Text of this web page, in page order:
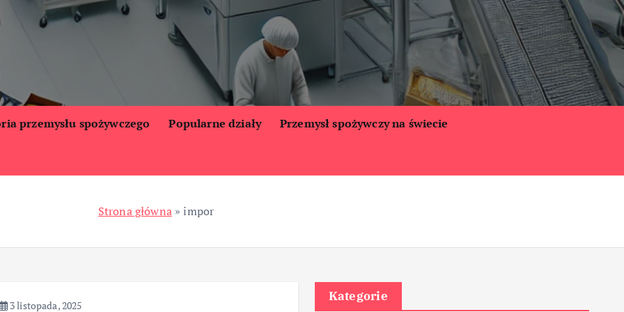
przemysłu spożywczego Popularne działy Przemysł spożywczy na świecie
Strona główna»impor
3 listopada, 2025
Kategorie